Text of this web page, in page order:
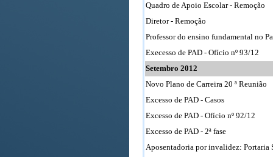
Quadro de Apoio Escolar - Remoção
Diretor - Remoção
Professor do ensino fundamental no
Execesso de PAD - Ofício nº 93/12
Setembro 2012
Novo Plano de Carreira 20 ª Reunião
Excesso de PAD - Casos
Excesso de PAD - Ofício nº 92/12
Excesso de PAD - 2ª fase
Aposentadoria por invalidez: Portaria